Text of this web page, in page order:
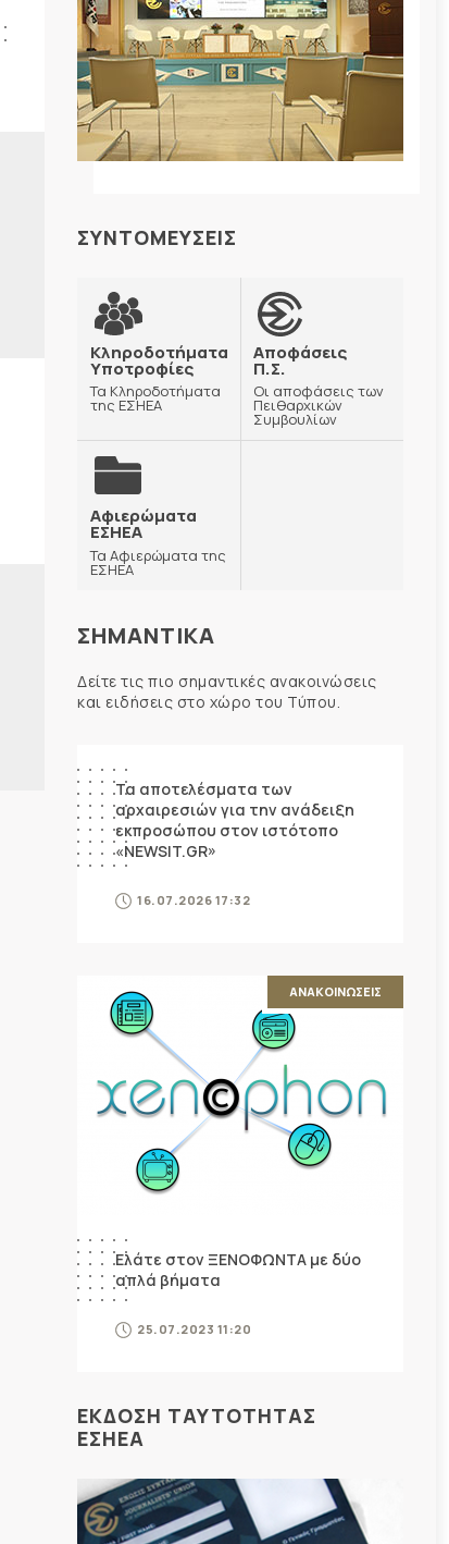
ΣΥΝΤΟΜΕΥΣΕΙΣ
Κληροδοτήματα
Υποτροφίες
Τα Κληροδοτήματα
της ΕΣΗΕΑ
Αποφάσεις
Π.Σ.
Οι αποφάσεις των
Πειθαρχικών
Συμβουλίων
Αφιερώματα
ΕΣΗΕΑ
Τα Αφιερώματα της
ΕΣΗΕΑ
ΣΗΜΑΝΤΙΚΑ
Δείτε τις πιο σημαντικές ανακοινώσεις
και ειδήσεις στο χώρο του Τύπου.
Τα αποτελέσματα των
αρχαιρεσιών για την ανάδειξη
εκπροσώπου στον ιστότοπο
«NEWSIT.GR»
16.07.2026 17:32
ΑΝΑΚΟΙΝΩΣΕΙΣ
Ελάτε στον ΞΕΝΟΦΩΝΤΑ με δύο
απλά βήματα
25.07.2023 11:20
ΕΚΔΟΣΗ ΤΑΥΤΟΤΗΤΑΣ
ΕΣΗΕΑ